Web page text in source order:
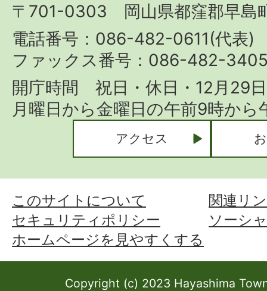
Hayashima
Town
〒701-0303 岡山県都窪郡早島
電話番号：086-482-0611(代表)
ファックス番号：086-482-
開庁時間 祝日・休日・12月29
月曜日から金曜日の午前9時か
アクセス
このサイトについて
関連リ
セキュリティポリシー
ソーシ
ホームページを見やすくする
Copyright (c) 2023 Hayashima